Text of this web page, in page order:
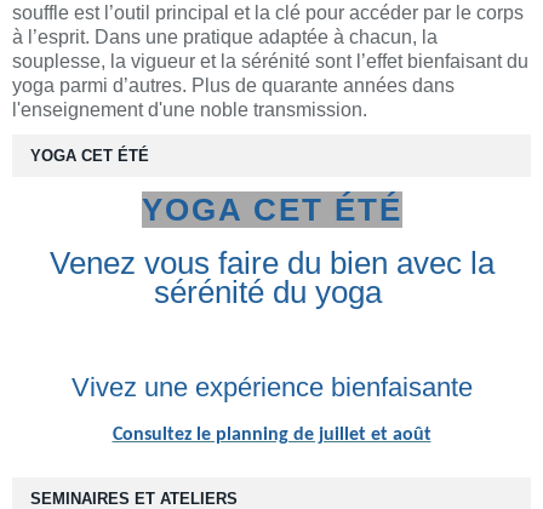
souffle est l’outil principal et la clé pour accéder par le corps
à l’esprit. Dans une pratique adaptée à chacun, la
souplesse, la vigueur et la sérénité sont l’effet bienfaisant du
yoga parmi d’autres. Plus de quarante années dans
l'enseignement d'une noble transmission.
SEMINAIRES ET ATELIERS
YOGA CET ÉTÉ
YOGA CET ÉTÉ
Venez vous faire du bien avec la
sérénité du yoga
Vivez une expérience bienfaisante
Consultez le planning de juillet et août